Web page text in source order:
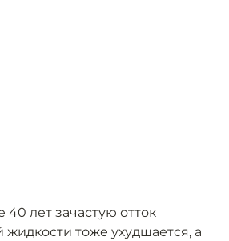
40 лет зачастую отток
жидкости тоже ухудшается, а